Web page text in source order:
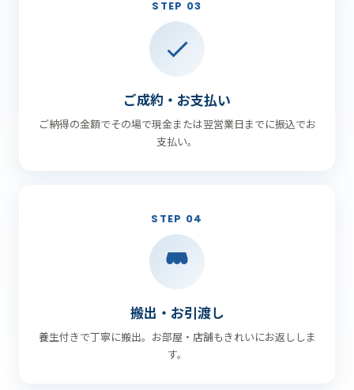
STEP 03
ご成約・お支払い
ご納得の金額でその場で現金または翌営業日までに振込でお
支払い。
STEP 04
搬出・お引渡し
養生付きで丁寧に搬出。お部屋・店舗もきれいにお返ししま
す。